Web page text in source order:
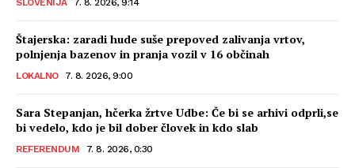
SLOVENIJA 7. 8. 2026, 9:14
Štajerska: zaradi hude suše prepoved zalivanja vrtov,
polnjenja bazenov in pranja vozil v 16 občinah
LOKALNO 7. 8. 2026, 9:00
Sara Stepanjan, hčerka žrtve Udbe: Če bi se arhivi odprli,se
bi vedelo, kdo je bil dober človek in kdo slab
REFERENDUM 7. 8. 2026, 0:30